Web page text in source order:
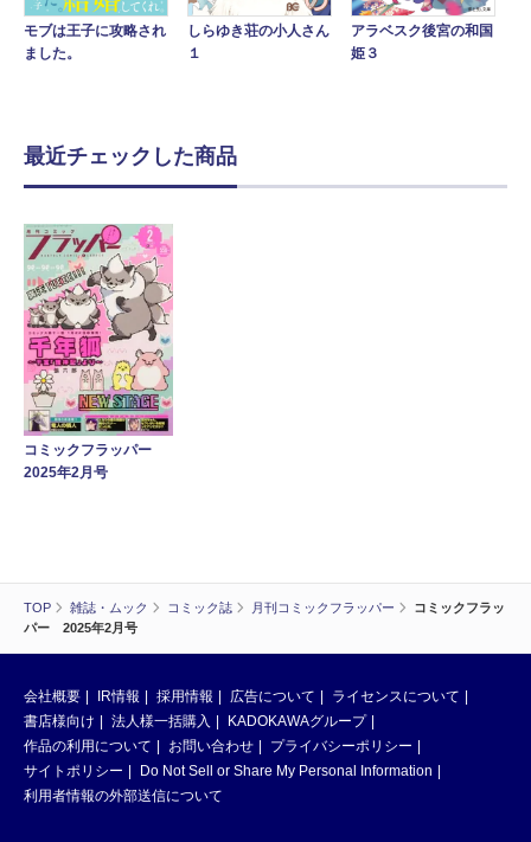
TOP 雑誌・ムック コミック誌 月刊コミックフラッパー
コミックフラッ
パー 2025年2月号
モブは王子に攻略され
ました。
しらゆき荘の小人さん
１
アラベスク後宮の和国
姫３
最近チェックした商品
コミックフラッパー
2025年2月号
会社概要 IR情報 採用情報 広告について
ライセンスについて
書店様向け
法人様一括購入
KADOKAWAグループ
作品の利用について
お問い合わせ
プライバシーポリシー
サイトポリシー
Do Not Sell or Share My Personal Information
利用者情報の外部送信について